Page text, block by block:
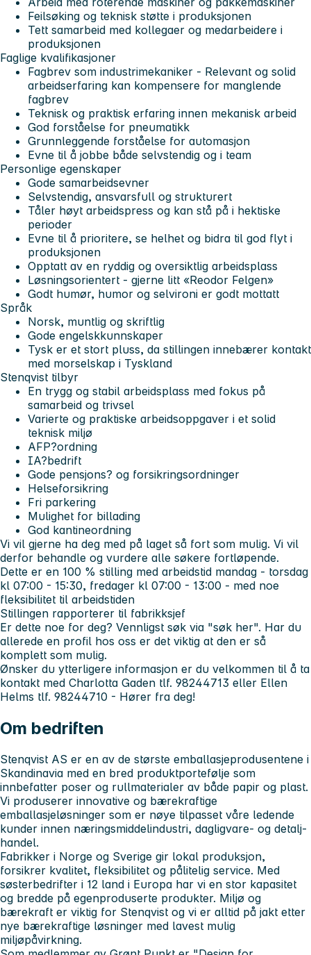
Feilsøking og teknisk støtte i produksjonen
Tett samarbeid med kollegaer og medarbeidere i
produksjonen
Faglige kvalifikasjoner
Fagbrev som industrimekaniker - Relevant og solid
arbeidserfaring kan kompensere for manglende
fagbrev
Teknisk og praktisk erfaring innen mekanisk arbeid
God forståelse for pneumatikk
Grunnleggende forståelse for automasjon
Evne til å jobbe både selvstendig og i team
Personlige egenskaper
Gode samarbeidsevner
Selvstendig, ansvarsfull og strukturert
Tåler høyt arbeidspress og kan stå på i hektiske
perioder
Evne til å prioritere, se helhet og bidra til god flyt i
produksjonen
Opptatt av en ryddig og oversiktlig arbeidsplass
Løsningsorientert - gjerne litt «Reodor Felgen»
Godt humør, humor og selvironi er godt mottatt
Språk
Norsk, muntlig og skriftlig
Gode engelskkunnskaper
Tysk er et stort pluss, da stillingen innebærer kontakt
med morselskap i Tyskland
Stenqvist tilbyr
En trygg og stabil arbeidsplass med fokus på
samarbeid og trivsel
Varierte og praktiske arbeidsoppgaver i et solid
teknisk miljø
AFP?ordning
IA?bedrift
Gode pensjons? og forsikringsordninger
Helseforsikring
Fri parkering
Mulighet for billading
God kantineordning
Vi vil gjerne ha deg med på laget så fort som mulig. Vi vil
derfor behandle og vurdere alle søkere fortløpende.
Dette er en 100 % stilling med arbeidstid mandag - torsdag
kl 07:00 - 15:30, fredager kl 07:00 - 13:00 - med noe
fleksibilitet til arbeidstiden
Stillingen rapporterer til fabrikksjef
Er dette noe for deg? Vennligst søk via "søk her". Har du
allerede en profil hos oss er det viktig at den er så
komplett som mulig.
Ønsker du ytterligere informasjon er du velkommen til å ta
kontakt med Charlotta Gaden tlf. 98244713 eller Ellen
Helms tlf. 98244710 - Hører fra deg!
Om bedriften
Stenqvist AS er en av de største emballasjeprodusentene i
Skandinavia med en bred produktportefølje som
innbefatter poser og rullmaterialer av både papir og plast.
Vi produserer innovative og bærekraftige
emballasjeløsninger som er nøye tilpasset våre ledende
kunder innen næringsmiddelindustri, dagligvare- og detalj-
handel.
Fabrikker i Norge og Sverige gir lokal produksjon,
forsikrer kvalitet, fleksibilitet og pålitelig service. Med
søsterbedrifter i 12 land i Europa har vi en stor kapasitet
og bredde på egenproduserte produkter. Miljø og
bærekraft er viktig for Stenqvist og vi er alltid på jakt etter
nye bærekraftige løsninger med lavest mulig
miljøpåvirkning.